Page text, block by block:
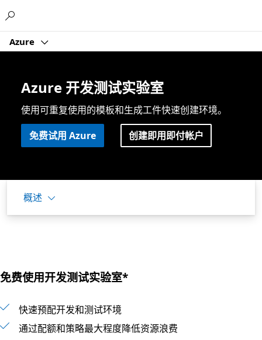
Azure
Azure 开发测试实验室
使用可重复使用的模板和生成工件快速创建环境。
免费试用 Azure
创建即用即付帐户
概述
免费使用开发测试实验室*
快速预配开发和测试环境
通过配额和策略最大程度降低资源浪费